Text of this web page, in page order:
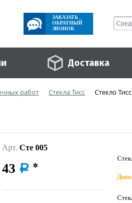
ЗАКАЗАТЬ
ОБРАТНЫЙ
ЗВОНОК
Доставка
работ Стекла Тисс Стекло
Арт. Сте 005
43 a